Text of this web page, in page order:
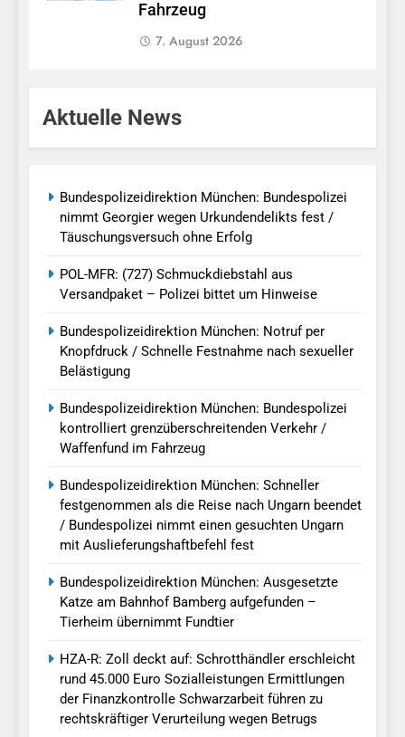
Fahrzeug
7. August 2026
Aktuelle News
Bundespolizeidirektion München: Bundespolizei
nimmt Georgier wegen Urkundendelikts fest /
Täuschungsversuch ohne Erfolg
POL-MFR: (727) Schmuckdiebstahl aus
Versandpaket – Polizei bittet um Hinweise
Bundespolizeidirektion München: Notruf per
Knopfdruck / Schnelle Festnahme nach sexueller
Belästigung
Bundespolizeidirektion München: Bundespolizei
kontrolliert grenzüberschreitenden Verkehr /
Waffenfund im Fahrzeug
Bundespolizeidirektion München: Schneller
festgenommen als die Reise nach Ungarn beendet
/ Bundespolizei nimmt einen gesuchten Ungarn
mit Auslieferungshaftbefehl fest
Bundespolizeidirektion München: Ausgesetzte
Katze am Bahnhof Bamberg aufgefunden –
Tierheim übernimmt Fundtier
HZA-R: Zoll deckt auf: Schrotthändler erschleicht
rund 45.000 Euro Sozialleistungen Ermittlungen
der Finanzkontrolle Schwarzarbeit führen zu
rechtskräftiger Verurteilung wegen Betrugs